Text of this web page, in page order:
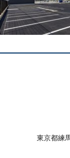
東京都練